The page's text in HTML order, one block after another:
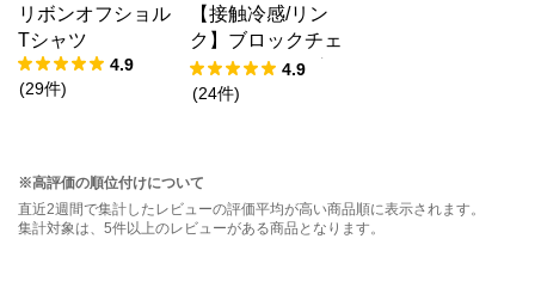
リボンオフショル
Tシャツ
4.9
(29件)
【接触冷感/リン
ク】ブロックチェ
ックドッキングT
シャツ
4.9
(24件)
※高評価の順位付けについて
直近2週間で集計したレビューの評価平均が高い商品順に表示されます。
集計対象は、5件以上のレビューがある商品となります。